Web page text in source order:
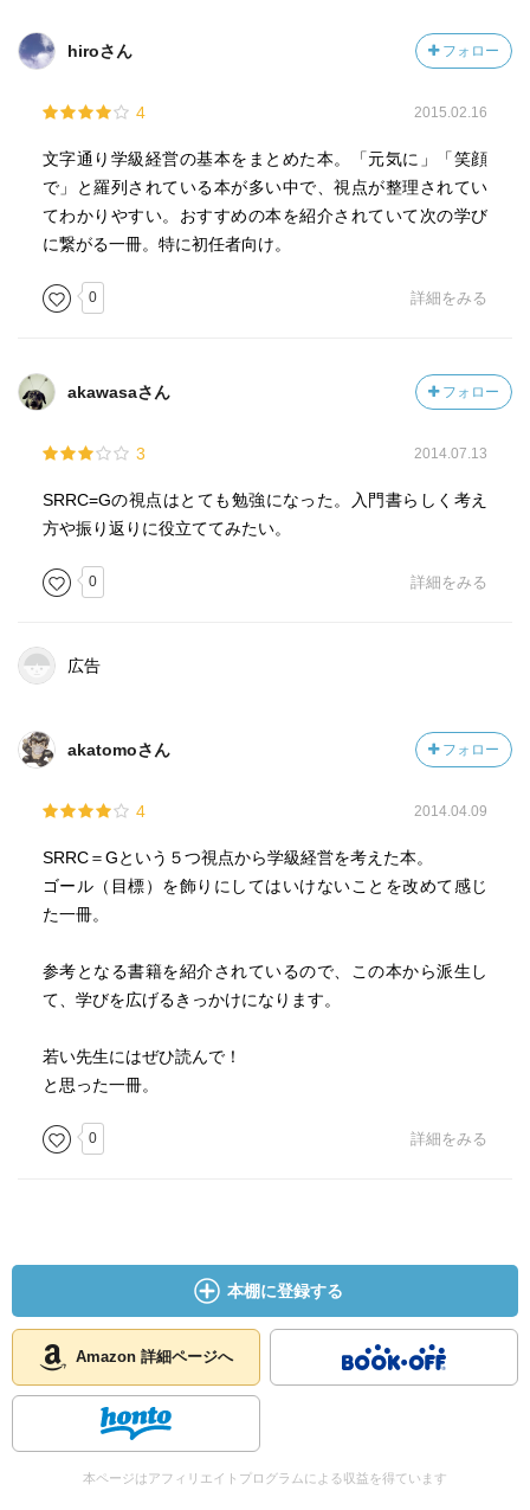
hiroさん フォロー
4 2015.02.16
文字通り学級経営の基本をまとめた本。「元気に」「笑顔
で」と羅列されている本が多い中で、視点が整理されてい
てわかりやすい。おすすめの本を紹介されていて次の学び
に繋がる一冊。特に初任者向け。
0 詳細をみる
akawasaさん フォロー
3 2014.07.13
SRRC=Gの視点はとても勉強になった。入門書らしく考え
方や振り返りに役立ててみたい。
0 詳細をみる
広告
akatomoさん フォロー
4 2014.04.09
SRRC＝Gという５つ視点から学級経営を考えた本。
ゴール（目標）を飾りにしてはいけないことを改めて感じ
た一冊。
参考となる書籍を紹介されているので、この本から派生し
て、学びを広げるきっかけになります。
若い先生にはぜひ読んで！
と思った一冊。
0 詳細をみる
本棚に登録する
Amazon 詳細ページへ
本ページはアフィリエイトプログラムによる収益を得ています